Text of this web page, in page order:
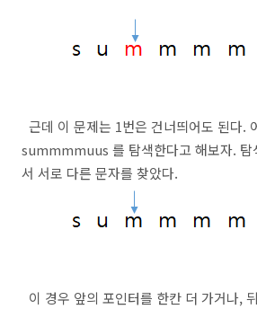
근데 이 문제는 1번은 건너띄어도 된다.
summmmuus 를 탐색한다고 해보자. 탐
서 서로 다른 문자를 찾았다.
이 경우 앞의 포인터를 한칸 더 가거나,